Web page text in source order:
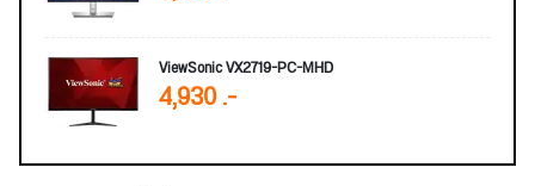
ViewSonic VX2719-PC-MHD
4,930 .-